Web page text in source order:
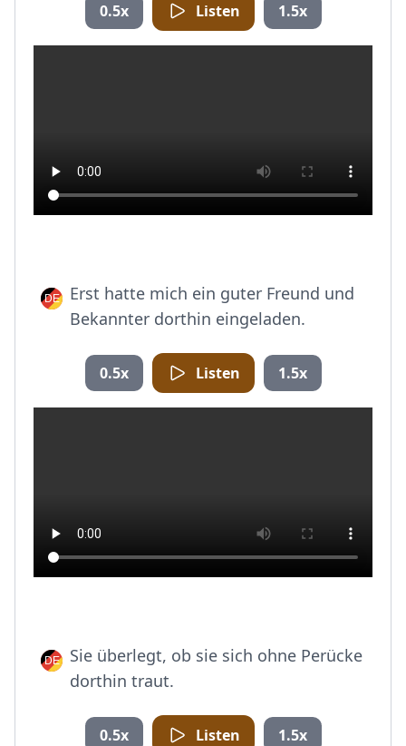
0.5x Listen 1.5x
Erst hatte mich ein guter Freund und
Bekannter dorthin eingeladen.
0.5x Listen 1.5x
Sie überlegt, ob sie sich ohne Perücke
dorthin traut.
0.5x Listen 1.5x